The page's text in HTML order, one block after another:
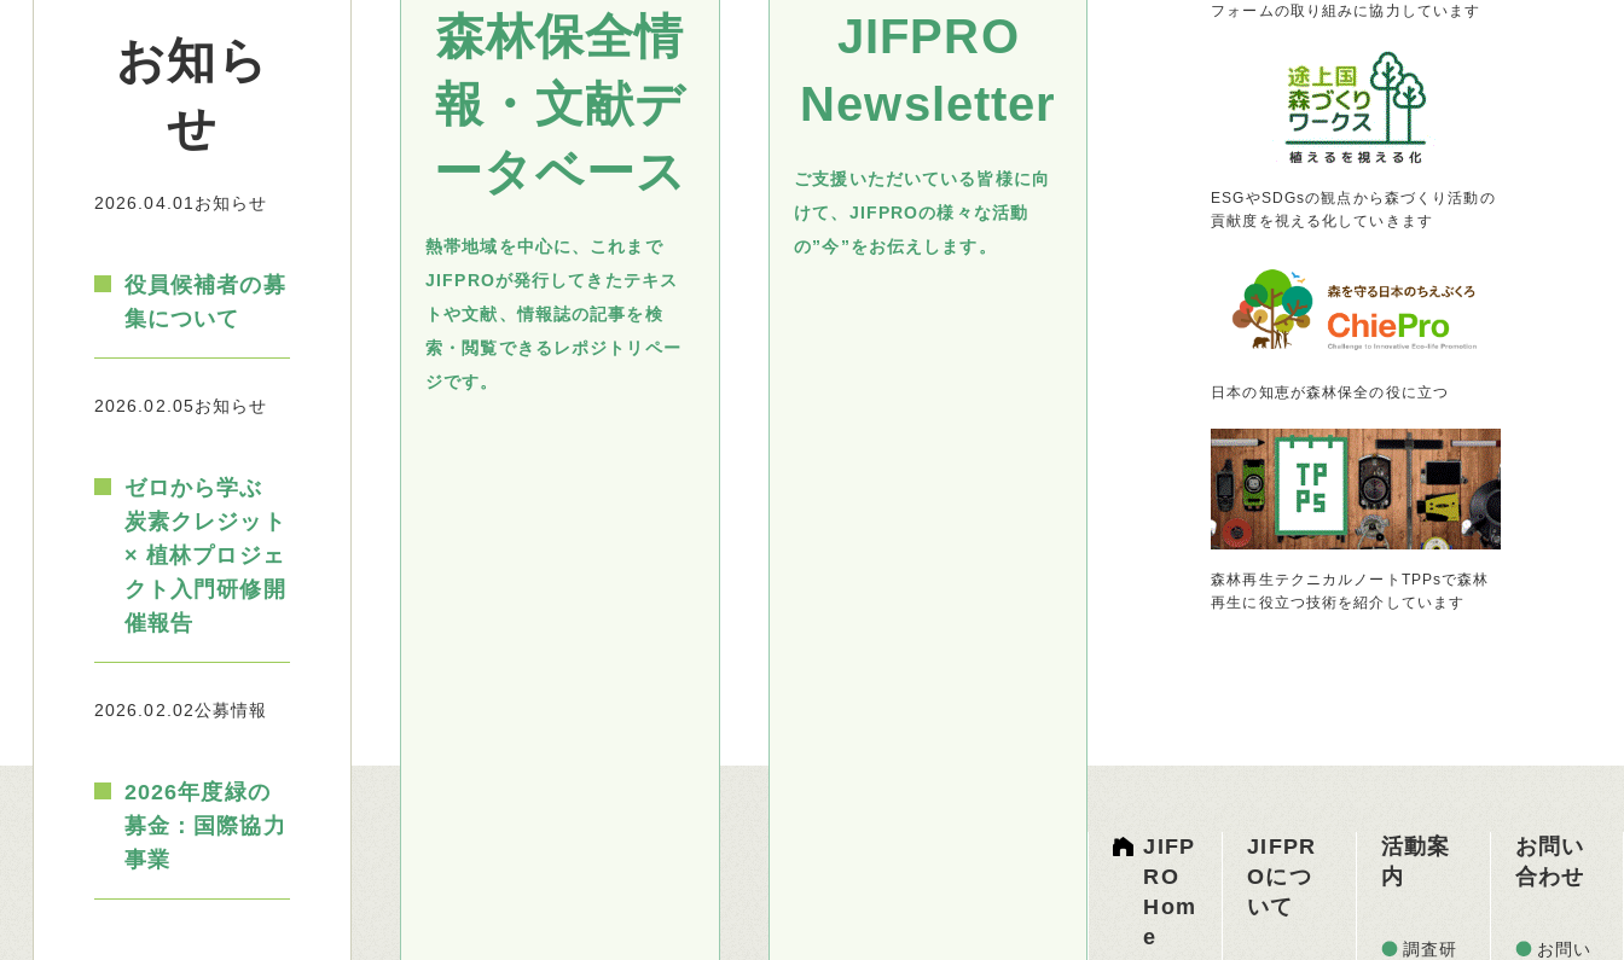
お知ら
せ
2026.04.01 お知らせ
役員候補者の募
集について
2026.02.05お知らせ
ゼロから学ぶ
炭素クレジット
× 植林プロジェ
クト入門研修開
催報告
2026.02.02公募情報
2026年度緑の
募金：国際協力
事業
森林保全情
報・文献デ
ータベース
熱帯地域を中心に、これまで
JIFPROが発行してきたテキス
トや文献、情報誌の記事を検
索・閲覧できるレポジトリペー
ジです。
JIFPRO
Newsletter
ご支援いただいている皆様に向
けて、JIFPROの様々な活動
の”今”をお伝えします。
フォームの取り組みに協力しています
ESGやSDGsの観点から森づくり活動の
貢献度を視える化していきます
日本の知恵が森林保全の役に立つ
森林再生テクニカルノートTPPsで森林
再生に役立つ技術を紹介しています
JIFP
RO
Hom
e
JIFPR
Oにつ
いて
活動案
内
調査研
お問い
合わせ
お問い